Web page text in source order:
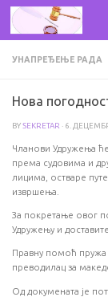
Skip to content
УНАПРЕЂЕЊЕ РАДА
Нова
BYSEKRETAR · 6.
Чланови Удружења
према судовима и
лицима, остваре
извршења.
За покретање овог
Удружењу и
Правну помоћ пружа
преводилац за
Од докумената је